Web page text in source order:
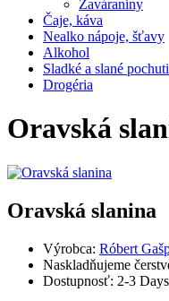
Zaváraniny
Čaje, káva
Nealko nápoje, šťavy
Alkohol
Sladké a slané
Drogéria
Oravská
Oravská slanina
Výrobca: Róbert
Naskladňujeme
Dostupnosť: 2-3 Days